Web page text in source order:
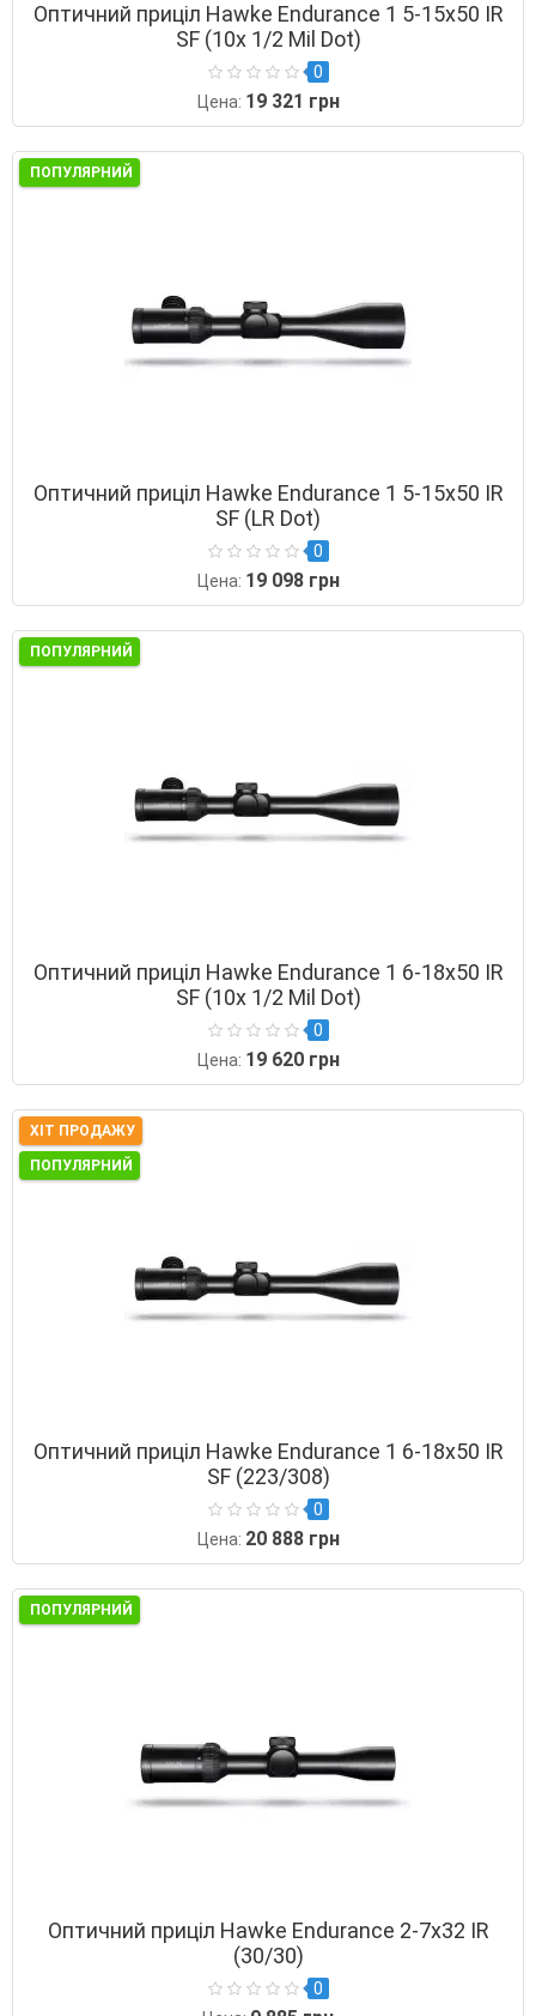
Оптичний приціл Hawke Endurance 1 5-15х50 IR
SF (10х 1/2 Mil Dot)
0
Цена: 19 321 грн
ПОПУЛЯРНИЙ
Оптичний приціл Hawke Endurance 1 5-15х50 IR
SF (LR Dot)
0
Цена: 19 098 грн
ПОПУЛЯРНИЙ
Оптичний приціл Hawke Endurance 1 6-18х50 IR
SF (10х 1/2 Mil Dot)
0
Цена: 19 620 грн
ХІТ ПРОДАЖУ
ПОПУЛЯРНИЙ
Оптичний приціл Hawke Endurance 1 6-18х50 IR
SF (223/308)
0
Цена: 20 888 грн
ПОПУЛЯРНИЙ
Оптичний приціл Hawke Endurance 2-7х32 IR
(30/30)
0